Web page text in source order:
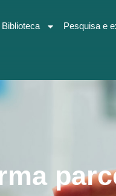
Biblioteca Pesquisa e